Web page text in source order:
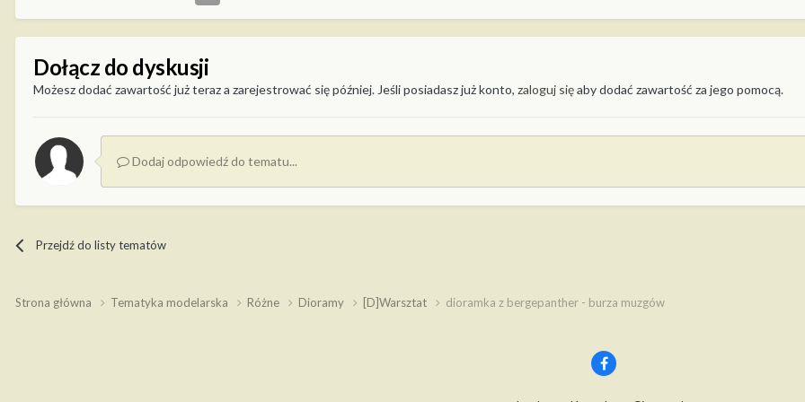
Dołącz do dyskusji
Możesz dodać zawartość już teraz a zarejestrować się później. Jeśli posiadasz już konto, zaloguj sięaby dodać zawartość za jego pomocą.
Dodaj odpowiedź do tematu...
Przejdź do listy tematów
Strona główna Tematyka modelarska Różne Dioramy [D]Warsztat dioramka z bergepanther - burza muzgów